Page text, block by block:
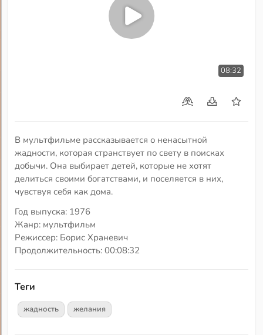
08:32
В мультфильме рассказывается о ненасытной
жадности, которая странствует по свету в поисках
добычи. Она выбирает детей, которые не хотят
делиться своими богатствами, и поселяется в них,
чувствуя себя как дома.
Год выпуска: 1976
Жанр: мультфильм
Режиссер: Борис Храневич
Продолжительность: 00:08:32
Теги
жадность желания